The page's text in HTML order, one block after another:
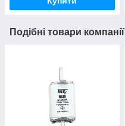
Подібні товари компанії